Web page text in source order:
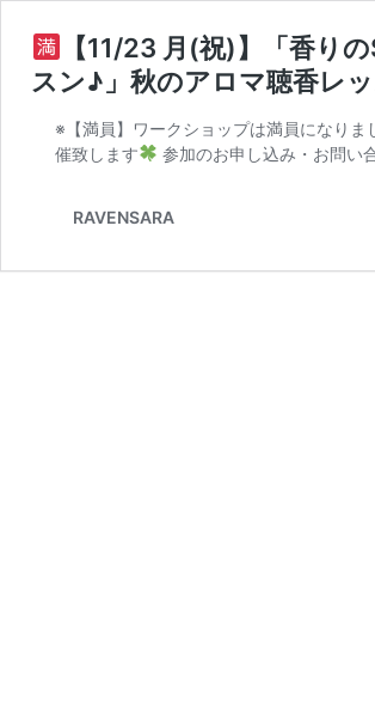
【11/23 月(祝)】「香り
スン♪」秋のアロマ聴香レ
※【満員】ワークショップは満員になり
催致します
参加のお申し込み・お問
RAVENSARA